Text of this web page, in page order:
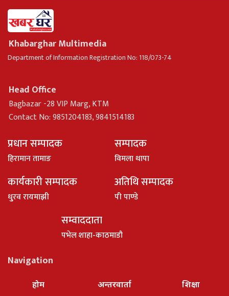
Khabarghar Multimedia
Department of Information Registration No: 118/073-74
Head Office
Bagbazar -28 VIP Marg, KTM
Contact No: 9851204183, 9841514183
प्रधान सम्पादक
हिरामान तामाङ
सम्पादक
विमला थापा
कार्यकारी सम्पादक
धु्रव रायमाझी
अतिथि सम्पादक
पी पाण्डे
सम्वाददाता
पभेल शाहा-काठमाडौ
Navigation
होम अन्तरवार्ता शिक्षा